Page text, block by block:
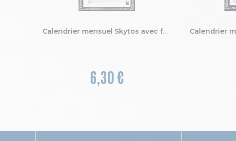
Calendrier mensuel Skytos avec feuillets détachables 15,5 x 28,5 cm sur support plaque imprimée 19 x 41 cm 2027
6,30 €